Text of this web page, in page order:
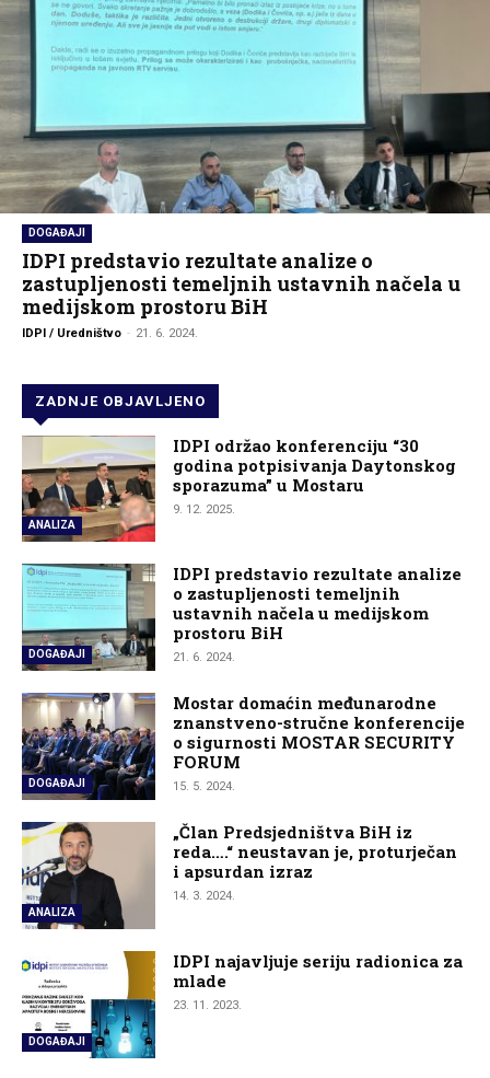
DOGAĐAJI
IDPI predstavio rezultate analize o
zastupljenosti temeljnih ustavnih načela u
medijskom prostoru BiH
IDPI / Uredništvo - 21. 6. 2024.
ZADNJE OBJAVLJENO
ANALIZA
IDPI održao konferenciju “30
godina potpisivanja Daytonskog
sporazuma” u Mostaru
9. 12. 2025.
DOGAĐAJI
IDPI predstavio rezultate analize
o zastupljenosti temeljnih
ustavnih načela u medijskom
prostoru BiH
21. 6. 2024.
DOGAĐAJI
Mostar domaćin međunarodne
znanstveno-stručne konferencije
o sigurnosti MOSTAR SECURITY
FORUM
15. 5. 2024.
ANALIZA
„Član Predsjedništva BiH iz
reda….“ neustavan je, proturječan
i apsurdan izraz
14. 3. 2024.
DOGAĐAJI
IDPI najavljuje seriju radionica za
mlade
23. 11. 2023.